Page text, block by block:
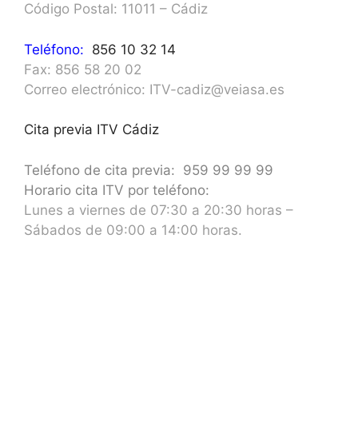
Código Postal: 11011 – Cádiz
Teléfono: 856 10 32 14
Fax: 856 58 20 02
Correo electrónico: ITV-cadiz@veiasa.es
Cita previa ITV Cádiz
Teléfono de cita previa: 959 99 99 99
Horario cita ITV por teléfono:
Lunes a viernes de 07:30 a 20:30 horas –
Sábados de 09:00 a 14:00 horas.